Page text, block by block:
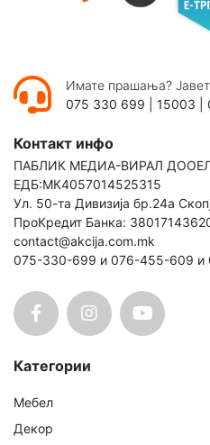
Имате прашања?
075 330 699
15003
Контакт инфо
ПАБЛИК МЕДИА-ВИРАЛ ДООЕЛ
ЕДБ:МК4057014525315
Ул. 50-та Дивизија бр.24а
ПроКредит Банка:
contact@akcija.com.mk
075-330-699 и 076-455-609 и
Категории
Мебел
Декор